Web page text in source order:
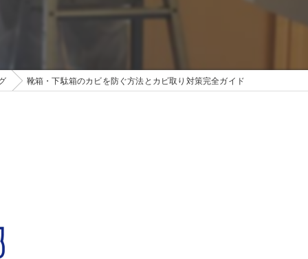
靴箱・下駄箱のカビを防ぐ方法とカビ取り対策完全ガイド